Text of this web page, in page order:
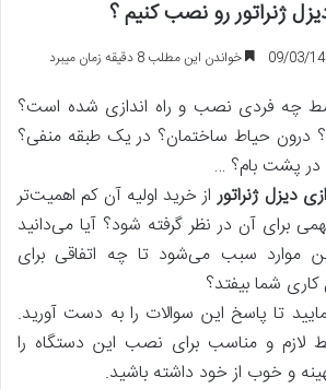
ژنراتور رو نصب کنیم ؟
خواندن این مطلب 8 دقیقه زمان میبرد
چه فردی نصب و راه اندازی شده است؟
درون حیاط ساختمان؟ در یک طبقه منفی؟
پشت بام؟ …
دیزل ژنراتوراز خرید اولیه آن کم اهمیت‌تر
برای آن در نظر گرفته شود؟ آیا می‌دانید
موارد سبب می‌شود تا چه اتفاقی برای
شما بیفتد؟
تا پاسخ این سوالات را به دست آورید.
لازم و مناسب برای نصب این دستگاه را
و خوب از خود داشته باشید.